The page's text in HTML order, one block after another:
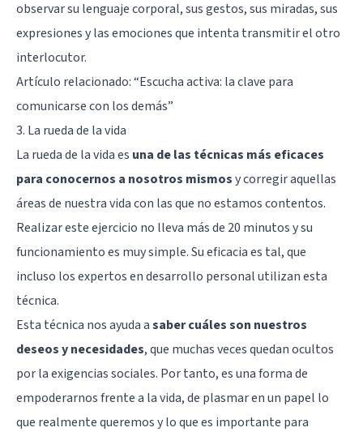
observar su lenguaje corporal, sus gestos, sus miradas, sus
expresiones y las emociones que intenta transmitir el otro
interlocutor.
Artículo relacionado: “Escucha activa: la clave para
comunicarse con los demás”
3. La rueda de la vida
La rueda de la vida es una de las técnicas más eficaces
para conocernos a nosotros mismosy corregir aquellas
áreas de nuestra vida con las que no estamos contentos.
Realizar este ejercicio no lleva más de 20 minutos y su
funcionamiento es muy simple. Su eficacia es tal, que
incluso los expertos en desarrollo personal utilizan esta
técnica.
Esta técnica nos ayuda asaber cuáles son nuestros
deseos y necesidades, que muchas veces quedan ocultos
por la exigencias sociales. Por tanto, es una forma de
empoderarnos frente a la vida, de plasmar en un papel lo
que realmente queremos y lo que es importante para